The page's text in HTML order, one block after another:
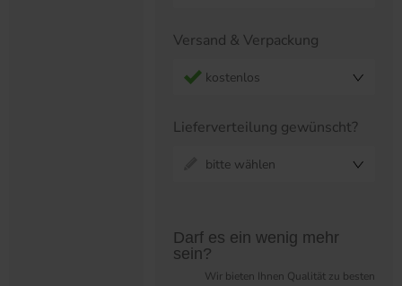
Versand & Verpackung
kostenlos
Lieferverteilung gewünscht?
bitte wählen
Darf es ein wenig mehr
sein?
Wir bieten Ihnen Qualität zu besten